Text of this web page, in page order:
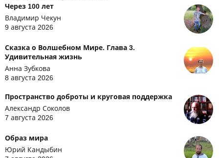
Через 100 лет
Владимир Чекун
9 августа 2026
Сказка о Волшебном Мире. Глава 3.
Удивительная жизнь
Анна Зубкова
8 августа 2026
Пространство доброты и круговая поддержка
Александр Соколов
7 августа 2026
Образ мира
Юрий Кандыбин